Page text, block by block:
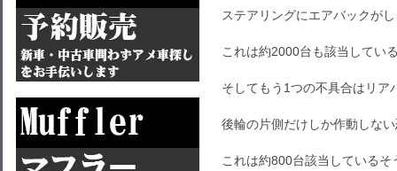
ステアリングにエアバックが
これは約2000台も該当してい
そしてもう1つの不具合はリア
後輪の片側だけしか作動しな
これは約800台該当しているそ